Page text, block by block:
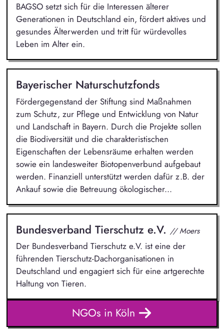
BAGSO setzt sich für die Interessen älterer
Generationen in Deutschland ein, fördert aktives und
gesundes Älterwerden und tritt für würdevolles
Leben im Alter ein.
Bayerischer Naturschutzfonds
Fördergegenstand der Stiftung sind Maßnahmen
zum Schutz, zur Pflege und Entwicklung von Natur
und Landschaft in Bayern. Durch die Projekte sollen
die Biodiversität und die charakteristischen
Eigenschaften der Lebensräume erhalten werden
sowie ein landesweiter Biotopenverbund aufgebaut
werden. Finanziell unterstützt werden dafür z.B. der
Ankauf sowie die Betreuung ökologischer...
Bundesverband Tierschutz e.V. // Moers
Der Bundesverband Tierschutz e.V. ist eine der
führenden Tierschutz-Dachorganisationen in
Deutschland und engagiert sich für eine artgerechte
Haltung von Tieren.
NGOs in Köln